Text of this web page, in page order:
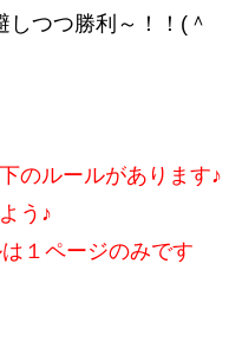
つつ勝利～！！(＾
のルールがあります♪
う♪
１ページのみです